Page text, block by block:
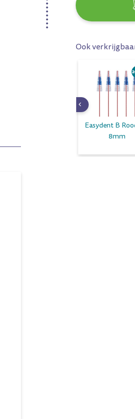
Ook
Easydent B
8mm